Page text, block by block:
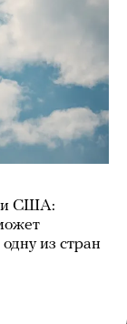
США:
из стран